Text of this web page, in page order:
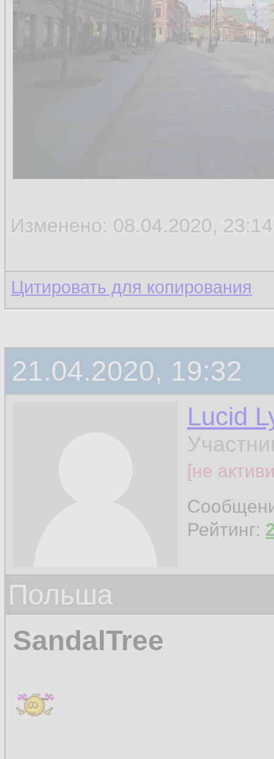
Изменено: 08.04.2020,
Цитировать для копирования
21.04.2020, 19:32
Lucid
[не
Рейтинг:
Польша
SandalTree